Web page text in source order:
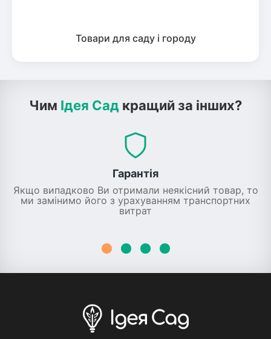
Товари для саду і городу
Чим Ідея Сад кращий за інших?
Гарантія
Якщо випадково Ви отримали неякісний товар, то
ми замінимо його з урахуванням транспортних
витрат